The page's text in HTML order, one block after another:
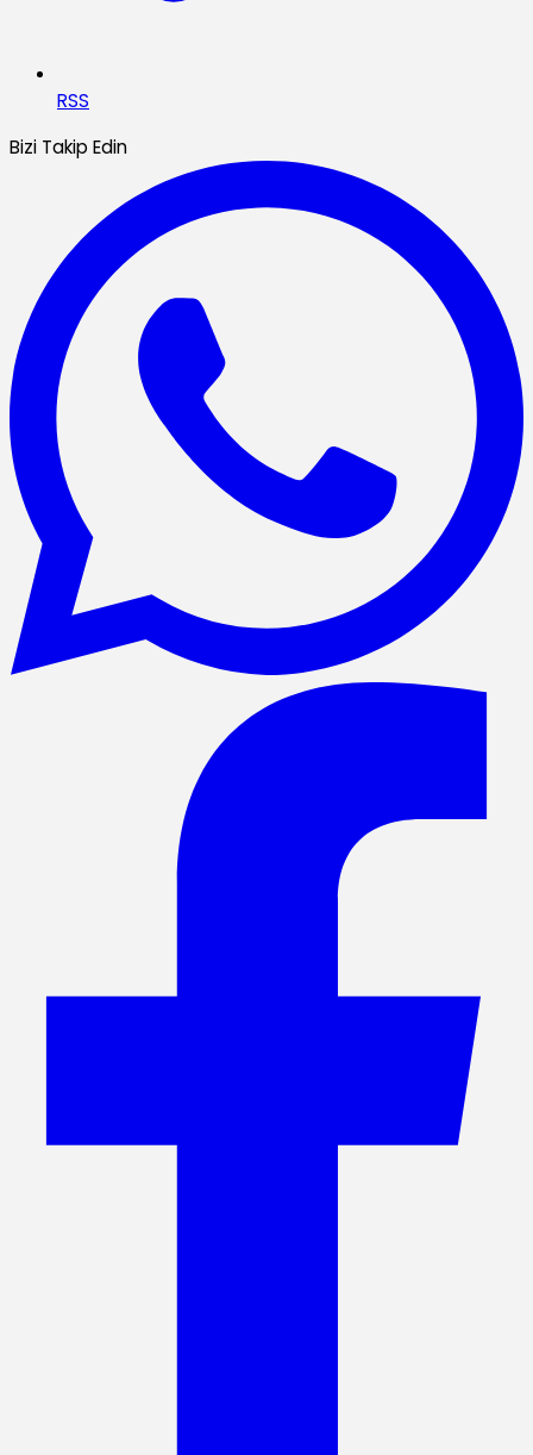
RSS
Bizi Takip Edin